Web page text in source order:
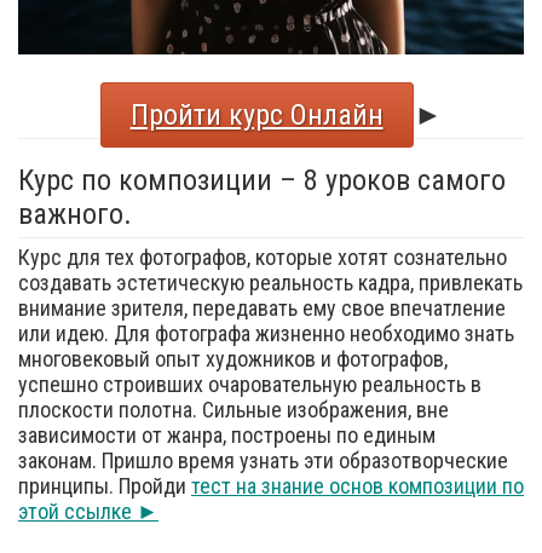
Пройти курс Онлайн
►
Курс по композиции – 8 уроков самого
важного.
Курс для тех фотографов, которые хотят сознательно
создавать эстетическую реальность кадра, привлекать
внимание зрителя, передавать ему свое впечатление
или идею. Для фотографа жизненно необходимо знать
многовековый опыт художников и фотографов,
успешно строивших очаровательную реальность в
плоскости полотна. Сильные изображения, вне
зависимости от жанра, построены по единым
законам. Пришло время узнать эти образотворческие
принципы. Пройди тест на знание основ композиции по
этой ссылке ►